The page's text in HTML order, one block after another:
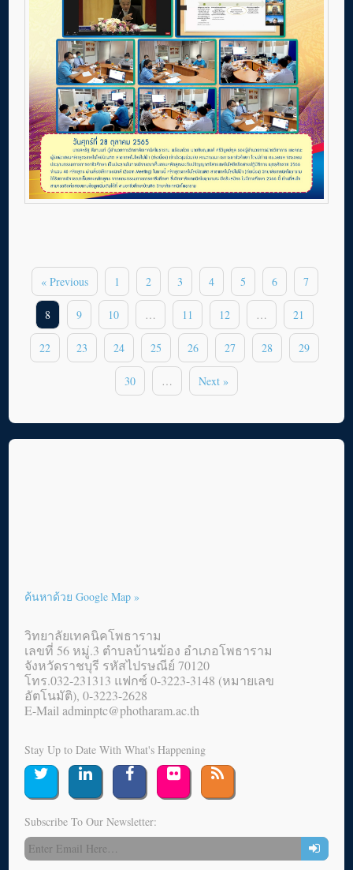
« Previous 1 2 3 4 5 6 7
8 9 10 … 11 12 … 21
22 23 24 25 26 27 28 29
30 … Next »
ค้นหาด้วย Google Map »
วิทยาลัยเทคนิคโพธาราม
เลขที่ 56 หมู่.3 ตำบลบ้านฆ้อง อำเภอโพธาราม
จังหวัดราชบุรี รหัสไปรษณีย์ 70120
โทร.032-231313 แฟกซ์ 0-3223-3148 (หมายเลข
อัตโนมัติ), 0-3223-2628
E-Mail adminptc@photharam.ac.th
Stay Up to Date With What's Happening
Subscribe To Our Newsletter: